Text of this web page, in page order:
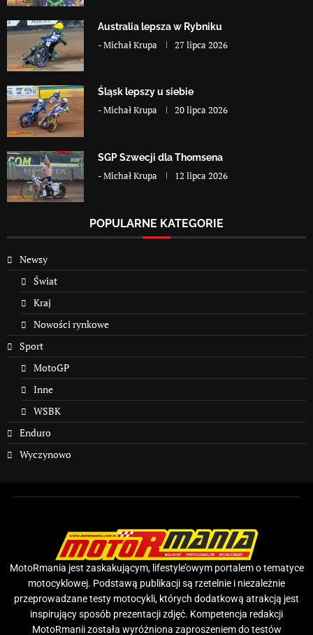
Australia lepsza w Rybniku
-Michał Krupa 27 lipca 2026
Śląsk lepszy u siebie
-Michał Krupa 20 lipca 2026
SGP Szwecji dla Thomsena
-Michał Krupa 12 lipca 2026
POPULARNE KATEGORIE
Newsy
Świat
Kraj
Nowości rynkowe
Sport
MotoGP
Inne
WSBK
Enduro
Wyczynowo
MotoRmania jest zaskakującym, lifestyle’owym portalem o tematyce
motocyklowej. Podstawą publikacji są rzetelnie i niezależnie
przeprowadzane testy motocykli, których dodatkową atrakcją jest
inspirujący sposób prezentacji zdjęć. Kompetencja redakcji
MotoRmanii została wyróżniona zaproszeniem do testów